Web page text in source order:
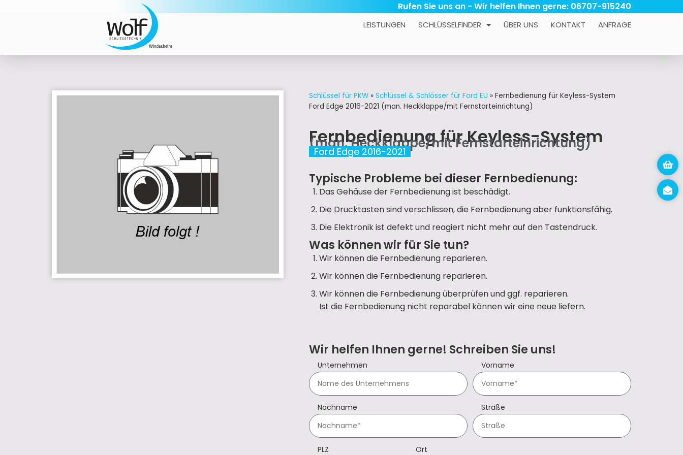
Rufen Sie uns an - Wir helfen Ihnen gerne: 06707-915240
LEISTUNGEN SCHLÜSSELFINDER ÜBER UNS KONTAKT ANFRAGE
Schlüssel für PKW » Schlüssel & Schlösser für Ford EU » Fernbedienung für Keyless-System
Ford Edge 2016-2021 (man. Heckklappe/mit Fernstarteinrichtung)
Fernbedienung für Keyless-System
(man. Heckklappe/mit Fernstarteinrichtung)
Ford Edge 2016-2021
Typische Probleme bei dieser Fernbedienung:
Das Gehäuse der Fernbedienung ist beschädigt.
Die Drucktasten sind verschlissen, die Fernbedienung aber funktionsfähig.
Die Elektronik ist defekt und reagiert nicht mehr auf den Tastendruck.
Was können wir für Sie tun?
Wir können die Fernbedienung reparieren.
Wir können die Fernbedienung reparieren.
Wir können die Fernbedienung überprüfen und ggf. reparieren.
Ist die Fernbedienung nicht reparabel können wir eine neue liefern.
Wir helfen Ihnen gerne! Schreiben Sie uns!
Unternehmen Vorname
Nachname Straße
PLZ Ort